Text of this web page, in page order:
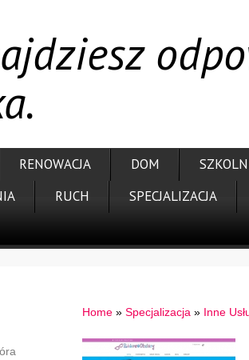
RENOWACJA DOM
RUCH SPECJALIZACJA
Home» Specjalizacja » Inne